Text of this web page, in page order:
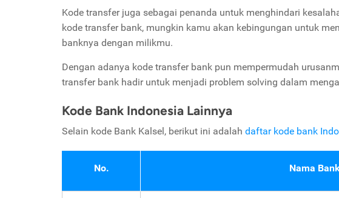
Kode transfer juga sebagai penanda untuk menghindari
kode transfer bank, mungkin kamu akan kebingungan untuk
banknya dengan milikmu.
Dengan adanya kode transfer bank pun mempermudah
transfer bank hadir untuk menjadi problem solving dalam
Kode Bank Indonesia Lainnya
Selain kode Bank Kalsel, berikut ini adalah daftar kode bank
No. Nama